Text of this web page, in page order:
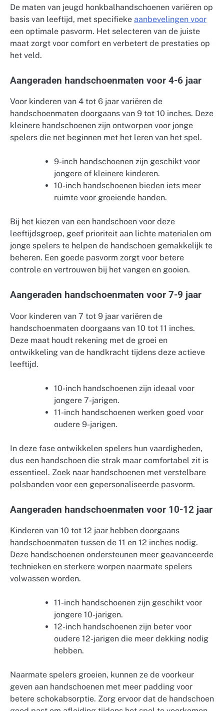
De maten van jeugd honkbalhandschoenen variëren op
basis van leeftijd, met specifieke aanbevelingen voor
een optimale pasvorm. Het selecteren van de juiste
maat zorgt voor comfort en verbetert de prestaties op
het veld.
Aangeraden handschoenmaten voor 4-6 jaar
Voor kinderen van 4 tot 6 jaar variëren de
handschoenmaten doorgaans van 9 tot 10 inches. Deze
kleinere handschoenen zijn ontworpen voor jonge
spelers die net beginnen met het leren van het spel.
9-inch handschoenen zijn geschikt voor
jongere of kleinere kinderen.
10-inch handschoenen bieden iets meer
ruimte voor groeiende handen.
Bij het kiezen van een handschoen voor deze
leeftijdsgroep, geef prioriteit aan lichte materialen om
jonge spelers te helpen de handschoen gemakkelijk te
beheren. Een goede pasvorm zorgt voor betere
controle en vertrouwen bij het vangen en gooien.
Aangeraden handschoenmaten voor 7-9 jaar
Voor kinderen van 7 tot 9 jaar variëren de
handschoenmaten doorgaans van 10 tot 11 inches.
Deze maat houdt rekening met de groei en
ontwikkeling van de handkracht tijdens deze actieve
leeftijd.
10-inch handschoenen zijn ideaal voor
jongere 7-jarigen.
11-inch handschoenen werken goed voor
oudere 9-jarigen.
In deze fase ontwikkelen spelers hun vaardigheden,
dus een handschoen die strak maar comfortabel zit is
essentieel. Zoek naar handschoenen met verstelbare
polsbanden voor een gepersonaliseerde pasvorm.
Aangeraden handschoenmaten voor 10-12 jaar
Kinderen van 10 tot 12 jaar hebben doorgaans
handschoenmaten tussen de 11 en 12 inches nodig.
Deze handschoenen ondersteunen meer geavanceerde
technieken en sterkere worpen naarmate spelers
volwassen worden.
11-inch handschoenen zijn geschikt voor
jongere 10-jarigen.
12-inch handschoenen zijn beter voor
oudere 12-jarigen die meer dekking nodig
hebben.
Naarmate spelers groeien, kunnen ze de voorkeur
geven aan handschoenen met meer padding voor
betere schokabsorptie. Zorg ervoor dat de handschoen